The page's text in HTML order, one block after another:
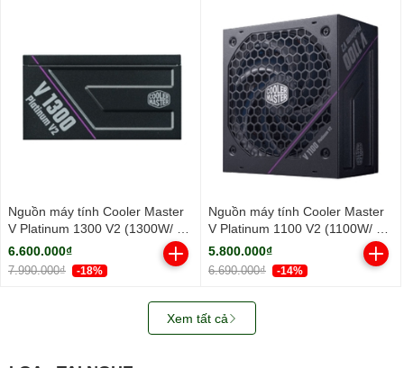
Nguồn máy tính Cooler Master
V Platinum 1300 V2 (1300W/ 80
Plus Platinum/ Full-Modular/
ATX/ Đen)
6.600.000₫
7.990.000₫ -18%
Nguồn máy tính Cooler Master
V Platinum 1100 V2 (1100W/ 80
Plus Platinum/ Full-Modular/
ATX/ Đen)
5.800.000₫
6.690.000₫ -14%
Xem tất cả